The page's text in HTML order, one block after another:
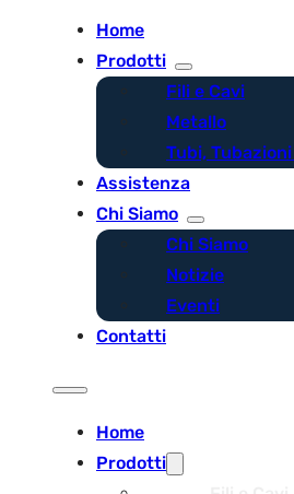
Home
Prodotti
Fili e Cavi
Metallo
Tubi,
Assistenza
Chi Siamo
Chi Siamo
Notizie
Eventi
Contatti
Home
Prodotti